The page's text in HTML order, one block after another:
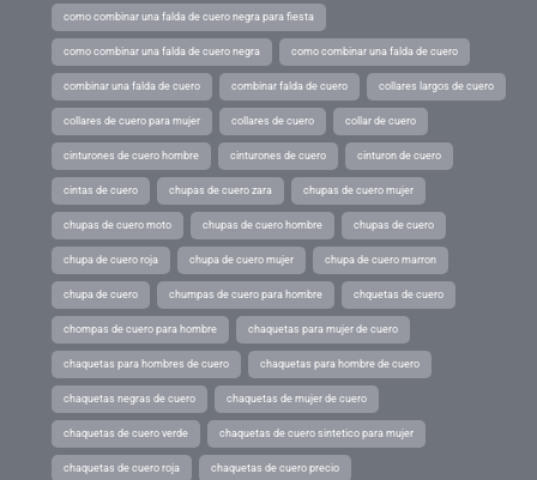
como combinar una falda de cuero negra para fiesta
como combinar una falda de cuero negra como combinar una falda de cuero
combinar una falda de cuero combinar falda de cuero collares largos de cuero
collares de cuero para mujer collares de cuero collar de cuero
cinturones de cuero hombre cinturones de cuero cinturon de cuero
cintas de cuero chupas de cuero zara chupas de cuero mujer
chupas de cuero moto chupas de cuero hombre chupas de cuero
chupa de cuero roja chupa de cuero mujer chupa de cuero marron
chupa de cuero chumpas de cuero para hombre chquetas de cuero
chompas de cuero para hombre chaquetas para mujer de cuero
chaquetas para hombres de cuero chaquetas para hombre de cuero
chaquetas negras de cuero chaquetas de mujer de cuero
chaquetas de cuero verde chaquetas de cuero sintetico para mujer
chaquetas de cuero roja chaquetas de cuero precio